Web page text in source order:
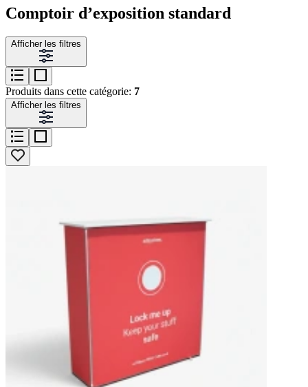
Comptoir d’exposition standard
Afficher les filtres
Produits dans cette catégorie: 7
Afficher les filtres